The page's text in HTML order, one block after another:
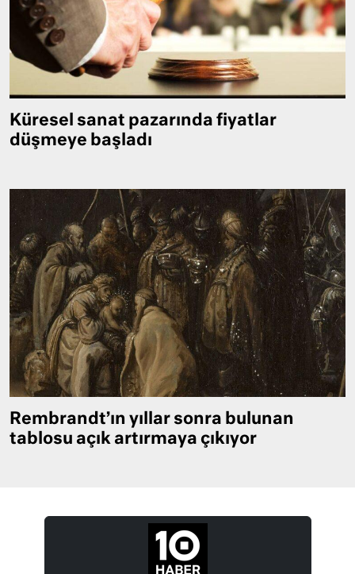
Küresel sanat pazarında fiyatlar
düşmeye başladı
Rembrandt’ın yıllar sonra bulunan
tablosu açık artırmaya çıkıyor